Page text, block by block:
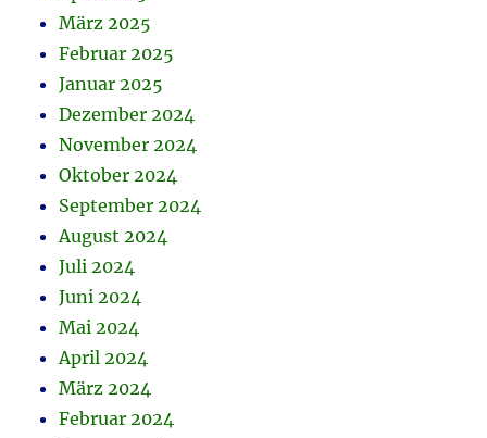
März 2025
Februar 2025
Januar 2025
Dezember 2024
November 2024
Oktober 2024
September 2024
August 2024
Juli 2024
Juni 2024
Mai 2024
April 2024
März 2024
Februar 2024